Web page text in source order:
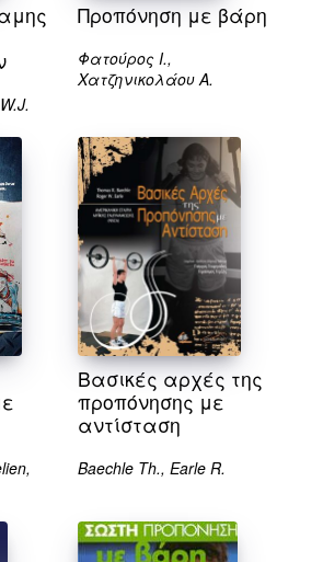
Προπόνηση με βάρη
Φατούρος Ι.,
Χατζηνικολάου Α.
Βασικές αρχές της
προπόνησης με
αντίσταση
Baechle Th., Earle R.